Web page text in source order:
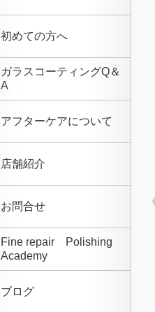
初めての方へ
ガラスコーティングQ＆
A
アフターケアについて
店舗紹介
お問合せ
Fine repair Polishing
Academy
ブログ